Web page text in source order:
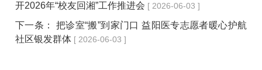
开2026年“校友回湘”工作推进会 [ 2026-06-03 ]
下一条：
把诊室“搬”到家门口 益阳医专志愿者暖心护航
社区银发群体 [ 2026-06-03 ]